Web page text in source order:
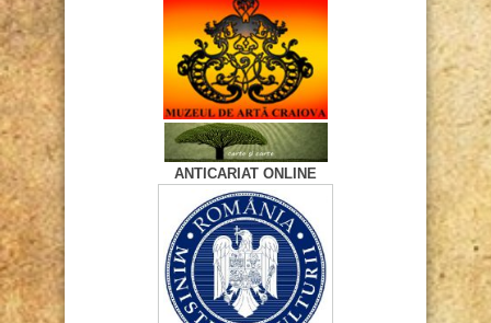
ANTICARIAT ONLINE